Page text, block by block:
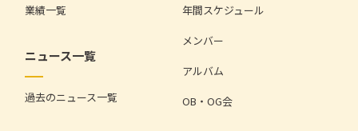
業績一覧
ニュース一覧
過去のニュース一覧
年間スケジュール
メンバー
アルバム
OB・OG会